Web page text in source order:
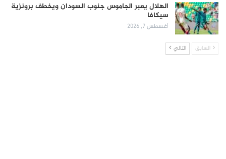
الهلال يعبر الجاموس جنوب السودان ويخطف برونزية
سيكافا
أغسطس 7, 2026
السابق التالي